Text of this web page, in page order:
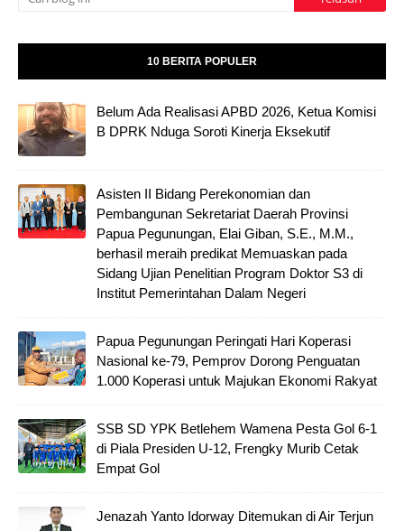
10 BERITA POPULER
Belum Ada Realisasi APBD 2026, Ketua Komisi
B DPRK Nduga Soroti Kinerja Eksekutif
Asisten II Bidang Perekonomian dan
Pembangunan Sekretariat Daerah Provinsi
Papua Pegunungan, Elai Giban, S.E., M.M.,
berhasil meraih predikat Memuaskan pada
Sidang Ujian Penelitian Program Doktor S3 di
Institut Pemerintahan Dalam Negeri
Papua Pegunungan Peringati Hari Koperasi
Nasional ke-79, Pemprov Dorong Penguatan
1.000 Koperasi untuk Majukan Ekonomi Rakyat
SSB SD YPK Betlehem Wamena Pesta Gol 6-1
di Piala Presiden U-12, Frengky Murib Cetak
Empat Gol
Jenazah Yanto Idorway Ditemukan di Air Terjun